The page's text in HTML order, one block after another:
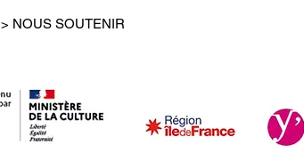
> NOUS SOUTENIR